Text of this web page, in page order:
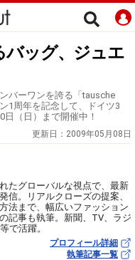
バッグ、ジュエ
バーワンを誇る「tausche
1周年を記念して、ドイツ3
（日）まで開催中！
更新日： 2009年05月08日
たグローバルな視点で、最新
信。リアルクローズの提案、
法まで、幅広いファッション
記事も執筆。新聞、TV、ラジ
で活躍。
プロフィール詳細
執筆記事一覧